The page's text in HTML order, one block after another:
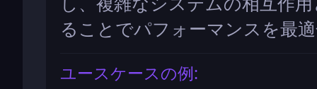
ることでパフォーマンスを最
ユースケースの例: